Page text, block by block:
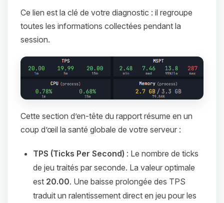
Ce lien est la clé de votre diagnostic : il regroupe
toutes les informations collectées pendant la
session.
Cette section d’en-tête du rapport résume en un
coup d’œil la santé globale de votre serveur :
TPS (Ticks Per Second) : Le nombre de ticks
de jeu traités par seconde. La valeur optimale
est 20.00. Une baisse prolongée des TPS
traduit un ralentissement direct en jeu pour les